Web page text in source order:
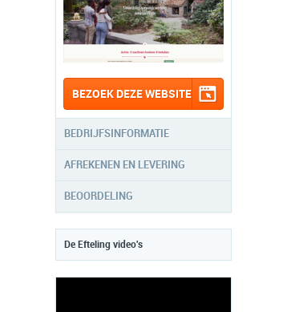
BEZOEK DEZE WEBSITE
BEDRIJFSINFORMATIE
AFREKENEN EN LEVERING
BEOORDELING
De Efteling video's